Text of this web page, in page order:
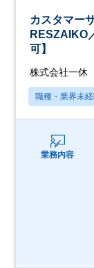
カスタマー
RESZAIKO
可】
株式会社一休
職種・業界未
業務内容